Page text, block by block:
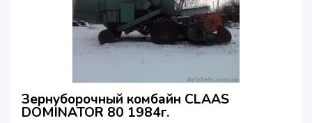
Зернуборочный комбайн CLAAS
DOMINATOR 80 1984г.